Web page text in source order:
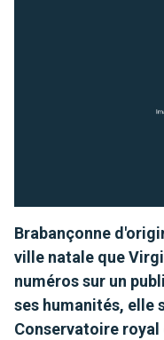
Brabançonne
ville natale que
numéros sur un
ses humanités, elle
Conservatoire